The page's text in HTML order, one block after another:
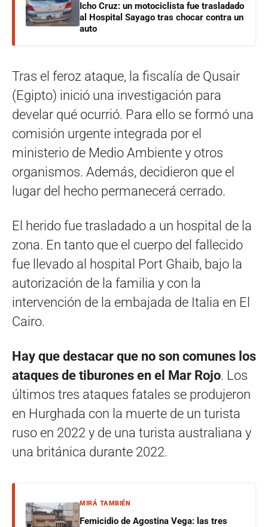
Icho Cruz: un motociclista fue trasladado
al Hospital Sayago tras chocar contra un
auto
Tras el feroz ataque, la fiscalía de Qusair
(Egipto) inició una investigación para
develar qué ocurrió. Para ello se formó una
comisión urgente integrada por el
ministerio de Medio Ambiente y otros
organismos. Además, decidieron que el
lugar del hecho permanecerá cerrado.
El herido fue trasladado a un hospital de la
zona. En tanto que el cuerpo del fallecido
fue llevado al hospital Port Ghaib, bajo la
autorización de la familia y con la
intervención de la embajada de Italia en El
Cairo.
Hay que destacar que no son comunes los
ataques de tiburones en el Mar Rojo. Los
últimos tres ataques fatales se produjeron
en Hurghada con la muerte de un turista
ruso en 2022 y de una turista australiana y
una británica durante 2022.
MIRÁ TAMBIÉN
Femicidio de Agostina Vega: las tres